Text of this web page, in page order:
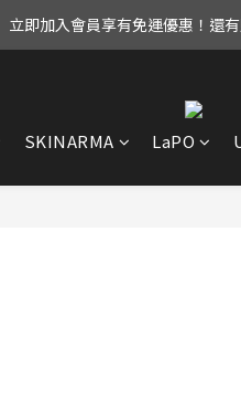
UAG iPhone17 全系列
立即加入會員享有免運優惠！還
SKINARMA LaPO